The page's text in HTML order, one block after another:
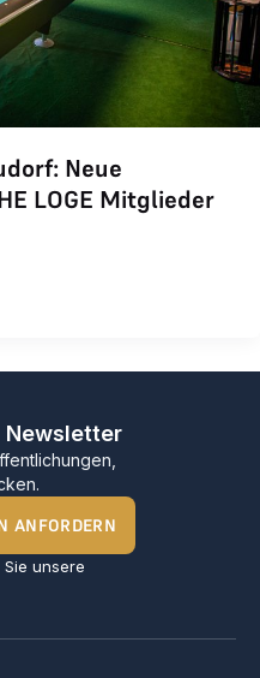
Neue
LOGE Mitglieder
Newsletter
ANFORDERN
unsere